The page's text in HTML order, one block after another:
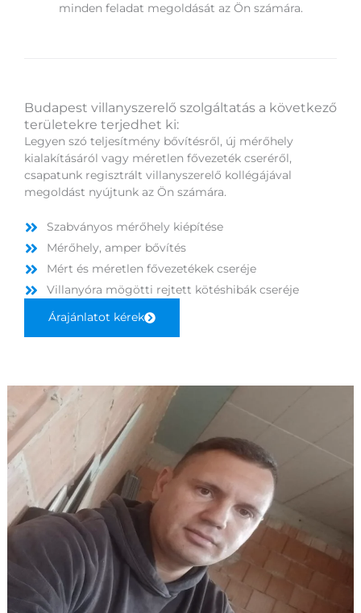
minden feladat megoldását az Ön számára.
Budapest villanyszerelő szolgáltatás a következő
területekre terjedhet ki:
Legyen szó teljesítmény bővítésről, új mérőhely
kialakításáról vagy méretlen fővezeték cseréről,
csapatunk regisztrált villanyszerelő kollégájával
megoldást nyújtunk az Ön számára.
Szabványos mérőhely kiépítése
Mérőhely, amper bővítés
Mért és méretlen fővezetékek cseréje
Villanyóra mögötti rejtett kötéshibák cseréje
Árajánlatot kérek